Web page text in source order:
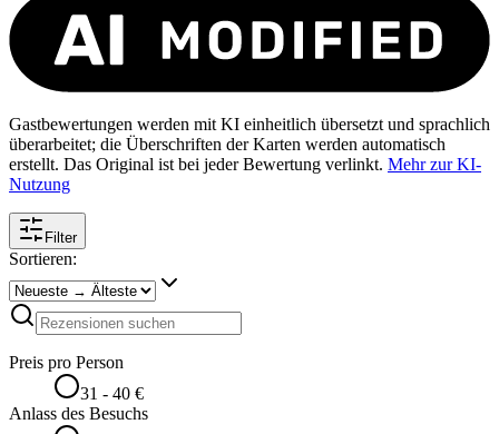
Gastbewertungen werden mit KI einheitlich übersetzt und sprachlich
überarbeitet; die Überschriften der Karten werden automatisch
erstellt. Das Original ist bei jeder Bewertung verlinkt. Mehr zur KI-
Nutzung
Filter
Sortieren:
Preis pro Person
31 - 40 €
Anlass des Besuchs